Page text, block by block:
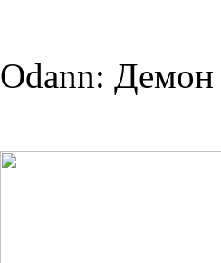
Odann: Демон